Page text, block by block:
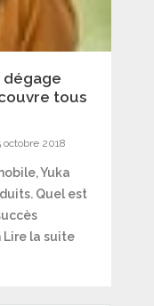
dégage
tous
octobre 2018
Yuka
Quel est
Lire la suite